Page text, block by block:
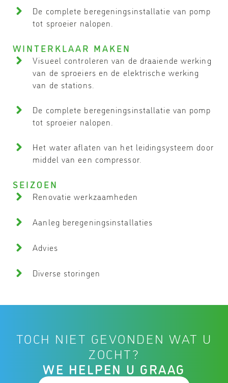
De complete beregeningsinstallatie van pomp
tot sproeier nalopen.
WINTERKLAAR MAKEN
Visueel controleren van de draaiende werking
van de sproeiers en de elektrische werking
van de stations.
De complete beregeningsinstallatie van pomp
tot sproeier nalopen.
Het water aflaten van het leidingsysteem door
middel van een compressor.
SEIZOEN
Renovatie werkzaamheden
Aanleg beregeningsinstallaties
Advies
Diverse storingen
TOCH NIET GEVONDEN WAT U
ZOCHT?
WE HELPEN U GRAAG